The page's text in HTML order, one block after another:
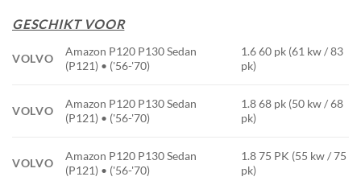
GESCHIKT VOOR
VOLVO
Amazon P120 P130 Sedan
(P121) • ('56-'70)
1.6 60 pk (61 kw / 83
pk)
VOLVO
Amazon P120 P130 Sedan
(P121) • ('56-'70)
1.8 68 pk (50 kw / 68
pk)
VOLVO
Amazon P120 P130 Sedan
(P121) • ('56-'70)
1.8 75 PK (55 kw / 75
pk)